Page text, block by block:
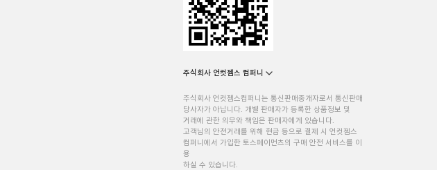
주식회사 언컷젬스 컴퍼니
주식회사 언컷젬스컴퍼니는 통신판매중개자로서 통신판매
당사자가 아닙니다. 개별 판매자가 등록한 상품정보 및
거래에 관한 의무와 책임은 판매자에게 있습니다.
고객님의 안전거래를 위해 현금 등으로 결제 시 언컷젬스
컴퍼니에서 가입한 토스페이먼츠의 구매 안전 서비스를 이
용
하실 수 있습니다.